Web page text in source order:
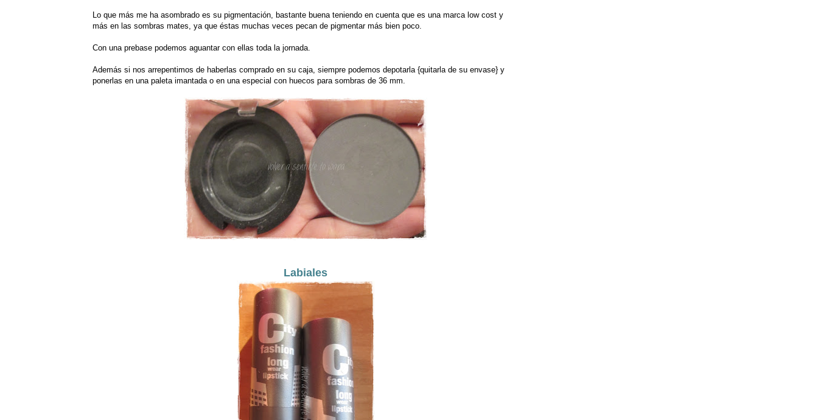
Lo que más me ha asombrado es su pigmentación, bastante buena teniendo en cuenta que es una marca low cost y
más en las sombras mates, ya que éstas muchas veces pecan de pigmentar más bien poco.
Con una prebase podemos aguantar con ellas toda la jornada.
Además si nos arrepentimos de haberlas comprado en su caja, siempre podemos depotarla {quitarla de su envase} y
ponerlas en una paleta imantada o en una especial con huecos para sombras de 36 mm.
Labiales